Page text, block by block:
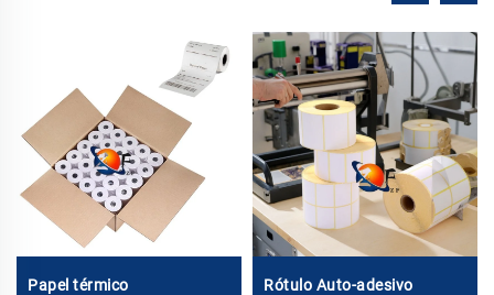
Papel térmico Rótulo Auto-adesivo